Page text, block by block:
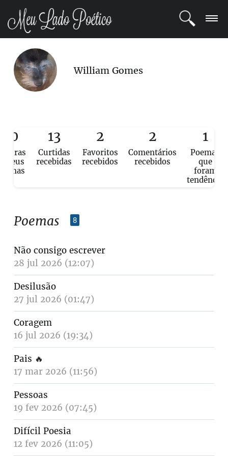
LOGIN
REGISTRO
COMUNIDADE
William Gomes
80
seus
13
Curtidas
recebidas
2
Favoritos
recebidos
2
Comentários
recebidos
1
Poemas
que
foram
tendência
Poemas 8
Não consigo escrever
28 jul 2026 (12:07)
Desilusão
27 jul 2026 (01:47)
Coragem
16 jul 2026 (19:34)
Pais 🔥
17 mar 2026 (11:56)
Pessoas
19 fev 2026 (07:45)
Difícil Poesia
12 fev 2026 (11:05)